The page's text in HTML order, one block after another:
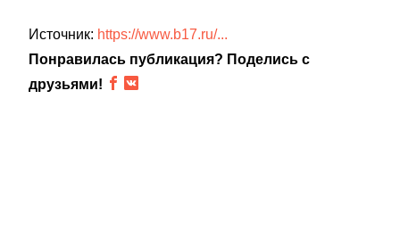
Источник: https://www.b17.ru/...
Понравилась публикация? Поделись с
друзьями!